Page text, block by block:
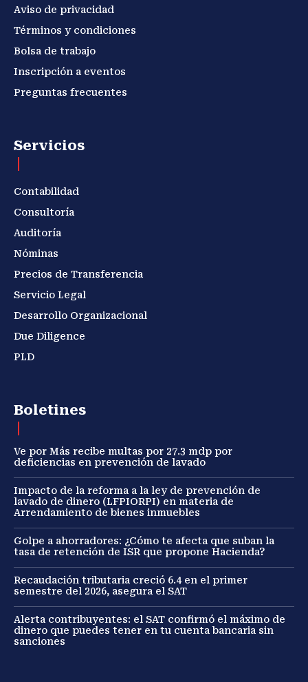
Aviso de privacidad
Términos y condiciones
Bolsa de trabajo
Inscripción a eventos
Preguntas frecuentes
Servicios
Contabilidad
Consultoría
Auditoría
Nóminas
Precios de Transferencia
Servicio Legal
Desarrollo Organizacional
Due Diligence
PLD
Boletines
Ve por Más recibe multas por 27.3 mdp por
deficiencias en prevención de lavado
Impacto de la reforma a la ley de prevención de
lavado de dinero (LFPIORPI) en materia de
Arrendamiento de bienes inmuebles
Golpe a ahorradores: ¿Cómo te afecta que suban la
tasa de retención de ISR que propone Hacienda?
Recaudación tributaria creció 6.4 en el primer
semestre del 2026, asegura el SAT
Alerta contribuyentes: el SAT confirmó el máximo de
dinero que puedes tener en tu cuenta bancaria sin
sanciones